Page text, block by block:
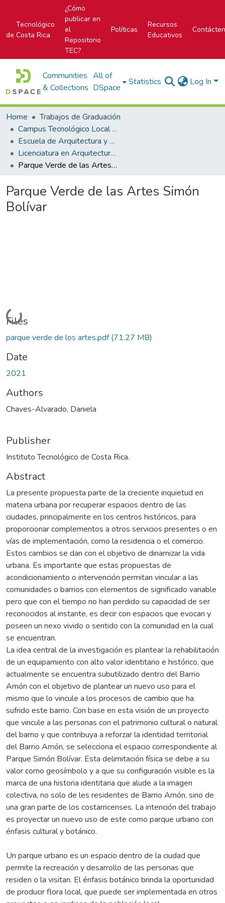
Tecnológico
de Costa Rica
¿Cómo
publicar en
el
Repositorio
TEC?
Políticas
Recursos
Educativos
Communities
& Collections
All of
DSpace
Statistics Log In
Home
Trabajos de Graduación
Campus Tecnológico Local San José
Escuela de Arquitectura y Urbanismo
Licenciatura en Arquitectura y Urbanismo
Parque Verde de las Artes Simón Bolívar
Parque Verde de las Artes Simón
Bolívar
Loading...
Files
parque verde de los artes.pdf(71.27 MB)
Date
2021
Authors
Chaves-Alvarado, Daniela
Publisher
Instituto Tecnológico de Costa Rica.
Abstract
La presente propuesta parte de la creciente inquietud en
materia urbana por recuperar espacios dentro de las
ciudades, principalmente en los centros históricos, para
proporcionar complementos a otros servicios presentes o en
vías de implementación, como la residencia o el comercio.
Estos cambios se dan con el objetivo de dinamizar la vida
urbana. Es importante que estas propuestas de
acondicionamiento o intervención permitan vincular a las
comunidades o barrios con elementos de significado variable
pero que con el tiempo no han perdido su capacidad de ser
reconocidos al instante, es decir con espacios que evocan y
poseen un nexo vivido o sentido con la comunidad en la cual
se encuentran.
La idea central de la investigación es plantear la rehabilitación
de un equipamiento con alto valor identitario e histórico, que
actualmente se encuentra subutilizado dentro del Barrio
Amón con el objetivo de plantear un nuevo uso para el
mismo que lo vincule a los procesos de cambio que ha
sufrido este barrio. Con base en esta visión de un proyecto
que vincule a las personas con el patrimonio cultural o natural
del barrio y que contribuya a reforzar la identidad territorial
del Barrio Amón, se selecciona el espacio correspondiente al
Parque Simón Bolívar. Esta delimitación física se debe a su
valor como geosímbolo y a que su configuración visible es la
marca de una historia identitaria que alude a la imagen
colectiva, no solo de les residentes de Barrio Amón, sino de
una gran parte de los costarricenses. La intención del trabajo
es proyectar un nuevo uso de este como parque urbano con
énfasis cultural y botánico.
Un parque urbano es un espacio dentro de la ciudad que
permite la recreación y desarrollo de las personas que
residen o la visitan. El énfasis botánico brinda la oportunidad
de producir flora local, que puede ser implementada en otros